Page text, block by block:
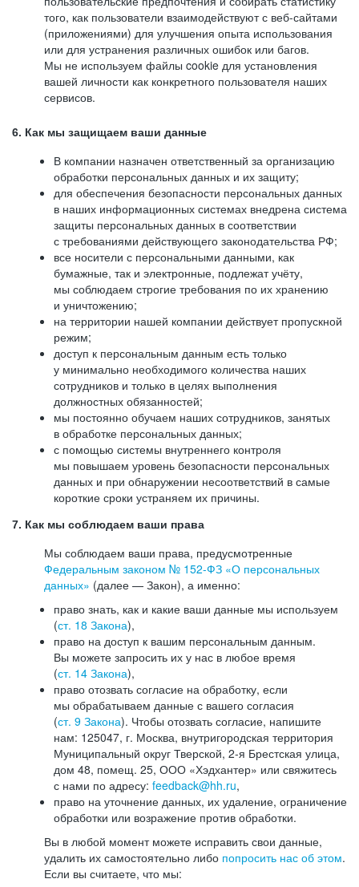
того, как пользователи взаимодействуют с веб-сайтами
(приложениями) для улучшения опыта использования
или для устранения различных ошибок или багов.
Мы не используем файлы cookie для установления
вашей личности как конкретного пользователя наших
сервисов.
6. Как мы защищаем ваши данные
В компании назначен ответственный за организацию
обработки персональных данных и их защиту;
для обеспечения безопасности персональных данных
в наших информационных системах внедрена система
защиты персональных данных в соответствии
с требованиями действующего законодательства РФ;
все носители с персональными данными, как
бумажные, так и электронные, подлежат учёту,
мы соблюдаем строгие требования по их хранению
и уничтожению;
на территории нашей компании действует пропускной
режим;
доступ к персональным данным есть только
у минимально необходимого количества наших
сотрудников и только в целях выполнения
должностных обязанностей;
мы постоянно обучаем наших сотрудников, занятых
в обработке персональных данных;
с помощью системы внутреннего контроля
мы повышаем уровень безопасности персональных
данных и при обнаружении несоответствий в самые
короткие сроки устраняем их причины.
7. Как мы соблюдаем ваши права
Мы соблюдаем ваши права, предусмотренные
Федеральным законом № 152-ФЗ «О персональных
данных» (далее — Закон), а именно:
право знать, как и какие ваши данные мы используем
(ст. 18 Закона),
право на доступ к вашим персональным данным.
Вы можете запросить их у нас в любое время
(ст. 14 Закона),
право отозвать согласие на обработку, если
мы обрабатываем данные с вашего согласия
(ст. 9 Закона). Чтобы отозвать согласие, напишите
нам: 125047, г. Москва, внутригородская территория
Муниципальный округ Тверской, 2-я Брестская улица,
дом 48, помещ. 25, ООО «Хэдхантер» или свяжитесь
с нами по адресу: feedback@hh.ru,
право на уточнение данных, их удаление, ограничение
обработки или возражение против обработки.
Вы в любой момент можете исправить свои данные,
удалить их самостоятельно либо попросить нас об этом.
Если вы считаете, что мы: